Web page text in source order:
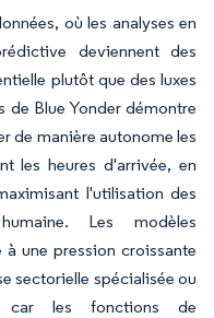
où les analyses en
deviennent des
plutôt que des luxes
de Blue Yonder démontre
de manière autonome les
les heures d'arrivée, en
l'utilisation des
Les modèles
une pression croissante
sectorielle spécialisée ou
car les fonctions de